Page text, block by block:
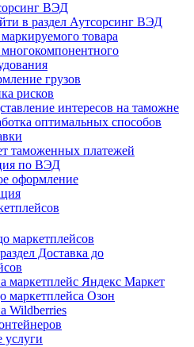
ВЭД
в раздел Аутсорсинг ВЭД
товара
грузов
рисков
интересов на таможне
оптимальных способов
таможенных платежей
по ВЭД
оформление
маркетплейсов
Доставка до
маркетплейс Яндекс Маркет
маркетплейса Озон
Wildberries
услуги